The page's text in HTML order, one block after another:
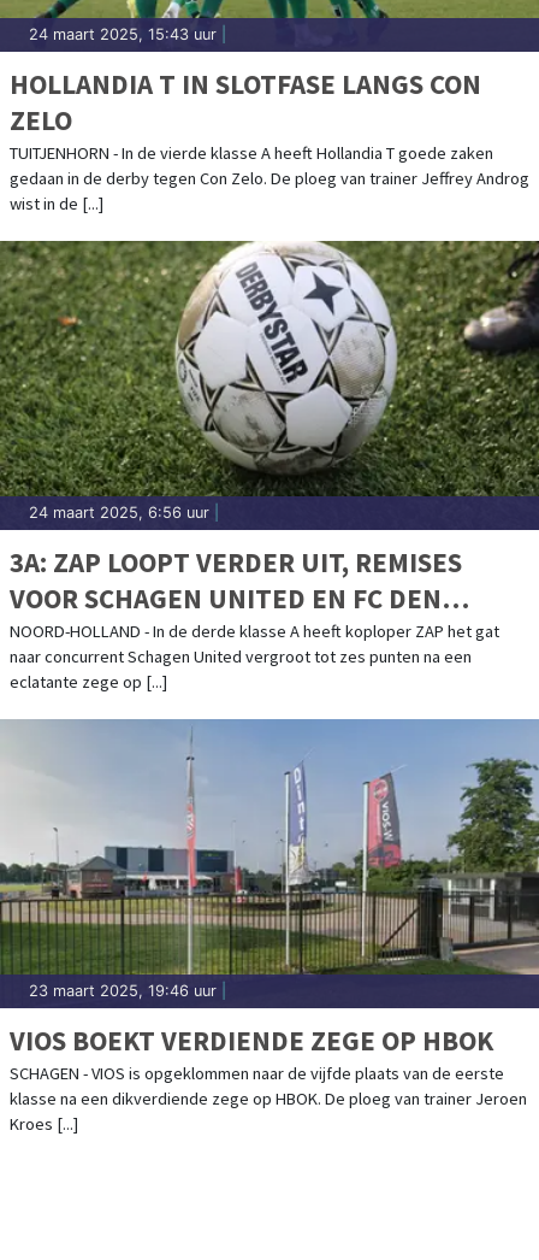
24 maart 2025, 15:43 uur
HOLLANDIA T IN SLOTFASE LANGS CON
ZELO
TUITJENHORN - In de vierde klasse A heeft Hollandia T goede zaken
gedaan in de derby tegen Con Zelo. De ploeg van trainer Jeffrey Androg
wist in de [...]
24 maart 2025, 6:56 uur
3A: ZAP LOOPT VERDER UIT, REMISES
VOOR SCHAGEN UNITED EN FC DEN
HELDER, DEGRADATIE DICHTBIJ VOOR
DWOW
NOORD-HOLLAND - In de derde klasse A heeft koploper ZAP het gat
naar concurrent Schagen United vergroot tot zes punten na een
eclatante zege op [...]
23 maart 2025, 19:46 uur
VIOS BOEKT VERDIENDE ZEGE OP HBOK
SCHAGEN - VIOS is opgeklommen naar de vijfde plaats van de eerste
klasse na een dikverdiende zege op HBOK. De ploeg van trainer Jeroen
Kroes [...]